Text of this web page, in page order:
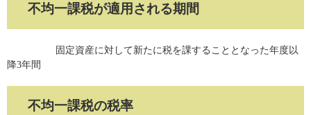
不均一課税が適用される期間
固定資産に対して新たに税を課することとなった年度以
降3年間
不均一課税の税率